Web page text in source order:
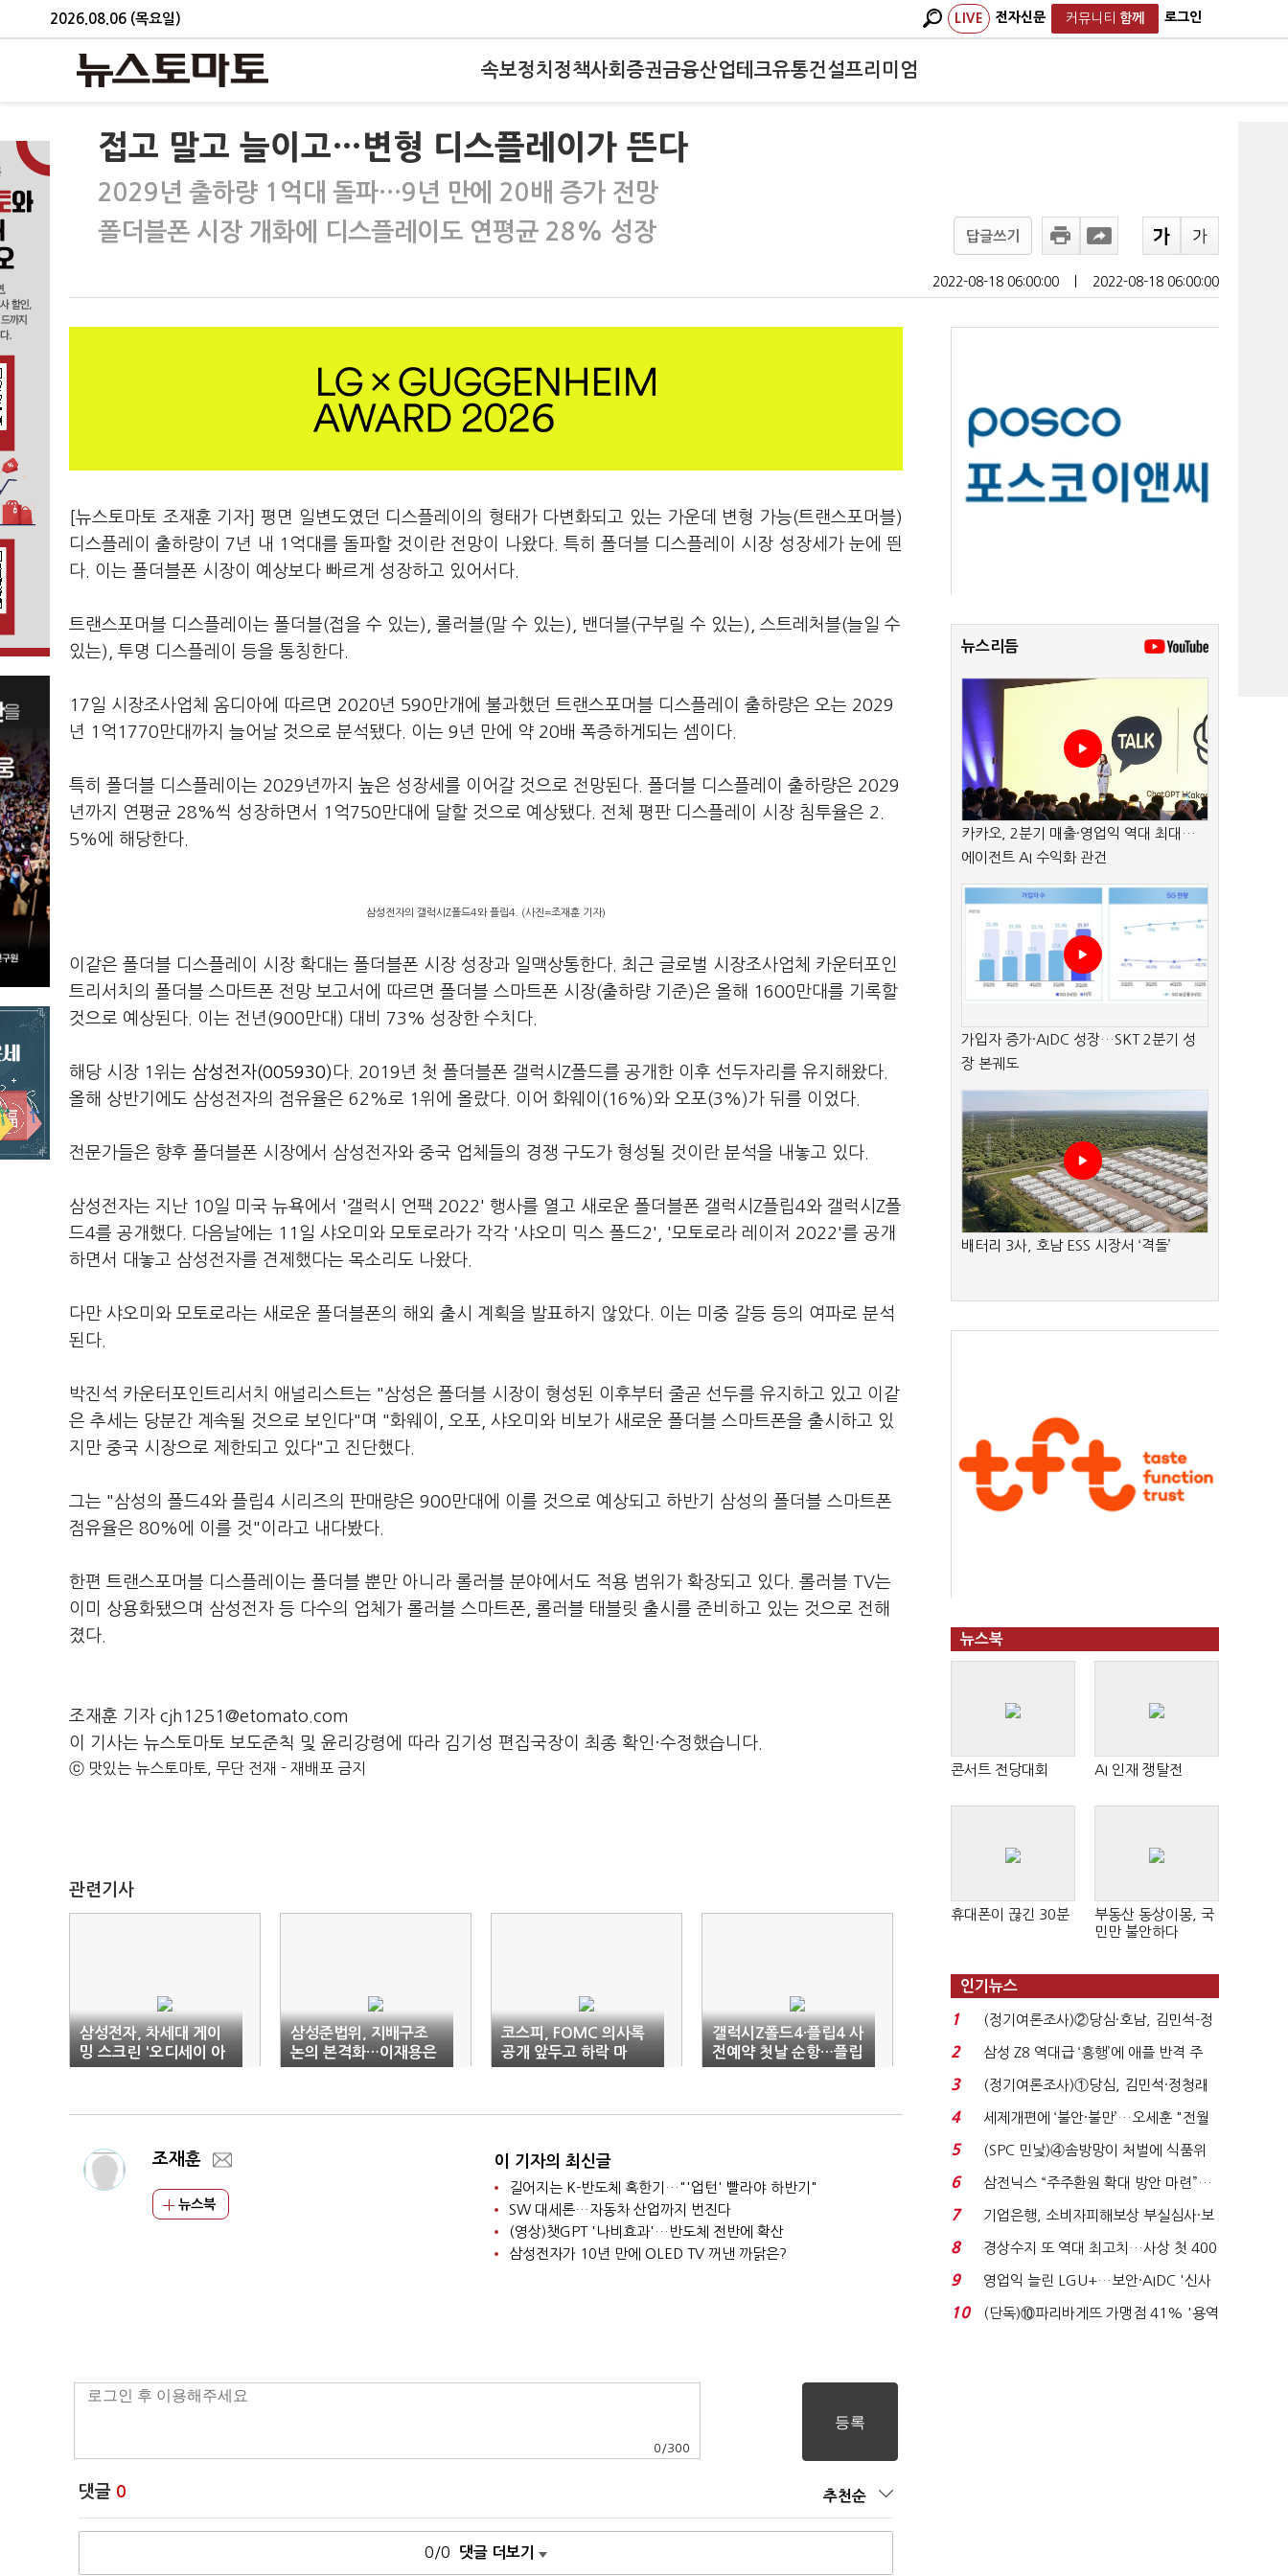
2026.08.06 (목요일) LIVE 전자신문 커뮤니티 함께 로그인
속보정치 정책사회 증권금융산업테크유통건설프리미엄
접고 말고 늘이고…변형 디스플레이가 뜬다
2029년 출하량 1억대 돌파…9년 만에 20배 증가 전망
폴더블폰 시장 개화에 디스플레이도 연평균 28% 성장
답글쓰기
2022-08-18 06:00:00 2022-08-18 06:00:00
[뉴스토마토 조재훈 기자] 평면 일변도였던 디스플레이의 형태가 다변화되고 있는 가운데 변형 가능(트랜스포머블)
디스플레이 출하량이 7년 내 1억대를 돌파할 것이란 전망이 나왔다. 특히 폴더블 디스플레이 시장 성장세가 눈에 띈
다. 이는 폴더블폰 시장이 예상보다 빠르게 성장하고 있어서다.
트랜스포머블 디스플레이는 폴더블(접을 수 있는), 롤러블(말 수 있는), 밴더블(구부릴 수 있는), 스트레처블(늘일 수
있는), 투명 디스플레이 등을 통칭한다.
17일 시장조사업체 옴디아에 따르면 2020년 590만개에 불과했던 트랜스포머블 디스플레이 출하량은 오는 2029
년 1억1770만대까지 늘어날 것으로 분석됐다. 이는 9년 만에 약 20배 폭증하게되는 셈이다.
특히 폴더블 디스플레이는 2029년까지 높은 성장세를 이어갈 것으로 전망된다. 폴더블 디스플레이 출하량은 2029
년까지 연평균 28%씩 성장하면서 1억750만대에 달할 것으로 예상됐다. 전체 평판 디스플레이 시장 침투율은 2.
5%에 해당한다.
삼성전자의 갤럭시Z폴드4와 플립4. (사진=조재훈 기자)
이같은 폴더블 디스플레이 시장 확대는 폴더블폰 시장 성장과 일맥상통한다. 최근 글로벌 시장조사업체 카운터포인
트리서치의 폴더블 스마트폰 전망 보고서에 따르면 폴더블 스마트폰 시장(출하량 기준)은 올해 1600만대를 기록할
것으로 예상된다. 이는 전년(900만대) 대비 73% 성장한 수치다.
해당 시장 1위는 삼성전자(005930)다. 2019년 첫 폴더블폰 갤럭시Z폴드를 공개한 이후 선두자리를 유지해왔다.
올해 상반기에도 삼성전자의 점유율은 62%로 1위에 올랐다. 이어 화웨이(16%)와 오포(3%)가 뒤를 이었다.
전문가들은 향후 폴더블폰 시장에서 삼성전자와 중국 업체들의 경쟁 구도가 형성될 것이란 분석을 내놓고 있다.
삼성전자는 지난 10일 미국 뉴욕에서 '갤럭시 언팩 2022' 행사를 열고 새로운 폴더블폰 갤럭시Z플립4와 갤럭시Z폴
드4를 공개했다. 다음날에는 11일 샤오미와 모토로라가 각각 '샤오미 믹스 폴드2', '모토로라 레이저 2022'를 공개
하면서 대놓고 삼성전자를 견제했다는 목소리도 나왔다.
다만 샤오미와 모토로라는 새로운 폴더블폰의 해외 출시 계획을 발표하지 않았다. 이는 미중 갈등 등의 여파로 분석
된다.
박진석 카운터포인트리서치 애널리스트는 "삼성은 폴더블 시장이 형성된 이후부터 줄곧 선두를 유지하고 있고 이같
은 추세는 당분간 계속될 것으로 보인다"며 "화웨이, 오포, 샤오미와 비보가 새로운 폴더블 스마트폰을 출시하고 있
지만 중국 시장으로 제한되고 있다"고 진단했다.
그는 "삼성의 폴드4와 플립4 시리즈의 판매량은 900만대에 이를 것으로 예상되고 하반기 삼성의 폴더블 스마트폰
점유율은 80%에 이를 것"이라고 내다봤다.
한편 트랜스포머블 디스플레이는 폴더블 뿐만 아니라 롤러블 분야에서도 적용 범위가 확장되고 있다. 롤러블 TV는
이미 상용화됐으며 삼성전자 등 다수의 업체가 롤러블 스마트폰, 롤러블 태블릿 출시를 준비하고 있는 것으로 전해
졌다.
조재훈 기자 cjh1251@etomato.com
이 기사는 뉴스토마토 보도준칙 및 윤리강령에 따라 김기성 편집국장이 최종 확인·수정했습니다.
ⓒ 맛있는 뉴스토마토, 무단 전재 - 재배포 금지
관련기사
삼성전자, 차세대 게이
밍 스크린 '오디세이 아
크' 공개
삼성준법위, 지배구조
논의 본격화…이재용은
불참
코스피, FOMC 의사록
공개 앞두고 하락 마
감…2510선
갤럭시Z폴드4·플립4 사
전예약 첫날 순항…플립
비중 60%
조재훈
뉴스북
이 기자의 최신글
길어지는 K-반도체 혹한기…"'업턴' 빨라야 하반기"
SW 대세론…자동차 산업까지 번진다
(영상)챗GPT '나비효과'…반도체 전반에 확산
삼성전자가 10년 만에 OLED TV 꺼낸 까닭은?
0 /300
댓글 0 추천순
0/0 댓글 더보기
뉴스리듬
카카오, 2분기 매출·영업익 역대 최대…
에이전트 AI 수익화 관건
가입자 증가·AIDC 성장…SKT 2분기 성
장 본궤도
배터리 3사, 호남 ESS 시장서 ‘격돌’
뉴스북
콘서트 전당대회 AI 인재 쟁탈전
휴대폰이 끊긴 30분
부동산 동상이몽, 국
민만 불안하다
인기뉴스
1
(정기여론조사)②당심·호남, 김민석-정
청래 '초접전'...
2
삼성 Z8 역대급 ‘흥행’에 애플 반격 주
목…9월 ‘폴...
3
(정기여론조사)①당심, 김민석·정청래
'초접전'…대통령 ...
4
세제개편에 ‘불안·불만’…오세훈 "전월
세 구하기 더 ...
5
(SPC 민낯)④솜방망이 처벌에 식품위
생법 위반 반복...
6
삼전닉스 “주주환원 확대 방안 마련”…
로이터에 성명...
7
기업은행, 소비자피해보상 부실심사·보
이스피싱 공시 ...
8
경상수지 또 역대 최고치…사상 첫 400
억달러에 '3% 성...
9
영업익 늘린 LGU+…보안·AIDC '신사
업 드라이브'...
10
(단독)⑩파리바게뜨 가맹점 41% '용역